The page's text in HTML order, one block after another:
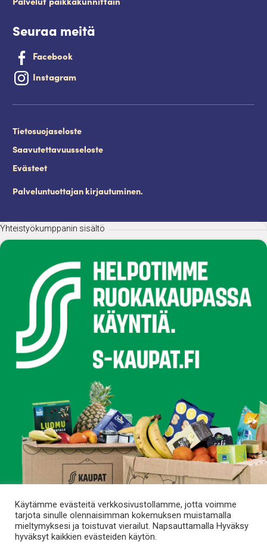
Seuraa meitä
Facebook
Instagram
Tietosuojaseloste
Saavutettavuusseloste
Evästeet
Palveluntuottajan kirjautuminen.
Käytämme evästeitä verkkosivustollamme, jotta voimme
tarjota sinulle olennaisimman kokemuksen muistamalla
mieltymyksesi ja toistuvat vierailut. Napsauttamalla Hyväksy
hyväksyt kaikkien evästeiden käytön.
Yhteistyökumppanin sisältö